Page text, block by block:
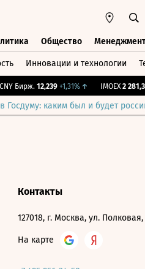
Общество
Инновации и технологии
Бирж. 12,239 +1,31%↑ IMOEX 2 281,31
Госдуму: каким был и будет
Контакты
127018, г. Москва, ул. Полковая,
На карте